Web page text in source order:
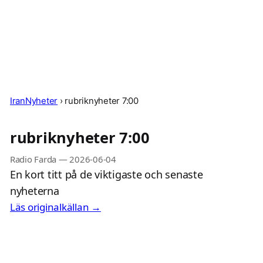
IranNyheter › rubriknyheter 7:00
rubriknyheter 7:00
Radio Farda — 2026-06-04
En kort titt på de viktigaste och senaste
nyheterna
Läs originalkällan →